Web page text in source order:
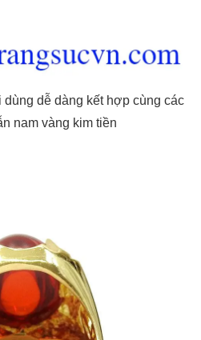
dễ dàng kết hợp cùng các
nam vàng kim tiền